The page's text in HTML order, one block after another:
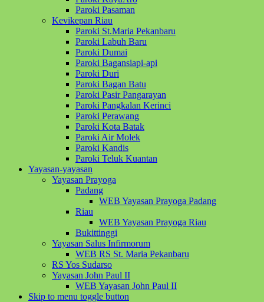
Paroki Pasaman
Kevikepan Riau
Paroki St.Maria Pekanbaru
Paroki Labuh Baru
Paroki Dumai
Paroki Bagansiapi-api
Paroki Duri
Paroki Bagan Batu
Paroki Pasir Pangarayan
Paroki Pangkalan Kerinci
Paroki Perawang
Paroki Kota Batak
Paroki Air Molek
Paroki Kandis
Paroki Teluk Kuantan
Yayasan-yayasan
Yayasan Prayoga
Padang
WEB Yayasan Prayoga Padang
Riau
WEB Yayasan Prayoga Riau
Bukittinggi
Yayasan Salus Infirmorum
WEB RS St. Maria Pekanbaru
RS Yos Sudarso
Yayasan John Paul II
WEB Yayasan John Paul II
Skip to menu toggle button